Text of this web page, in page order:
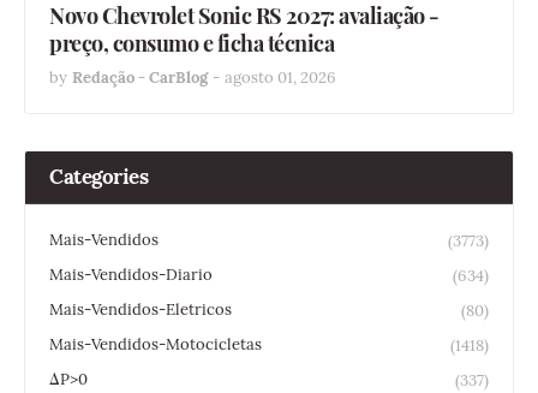
Novo Chevrolet Sonic RS 2027: avaliação -
preço, consumo e ficha técnica
by Redação - CarBlog - agosto 01, 2026
Categories
Mais-Vendidos
(3773)
Mais-Vendidos-Diario
(634)
Mais-Vendidos-Eletricos
(80)
Mais-Vendidos-Motocicletas
(1418)
ΔP>0
(337)